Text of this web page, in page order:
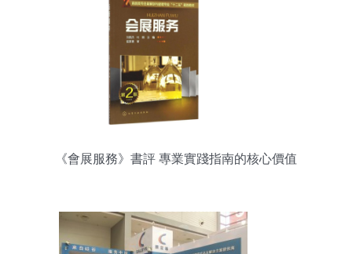
《會展服務》書評 專業實踐指南的核心價值